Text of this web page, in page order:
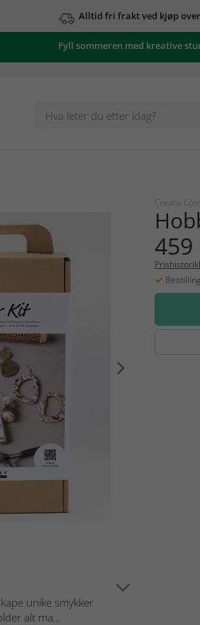
Alltid fri frakt ved kjøp
Fyll sommeren med kreative
unike smykker
alt ma...
Creativ
459